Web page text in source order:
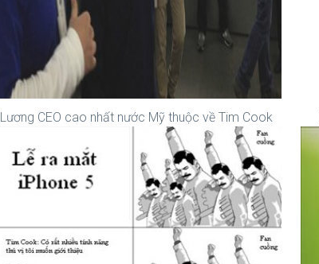
Lương CEO cao nhất nước Mỹ thuộc về Tim Cook